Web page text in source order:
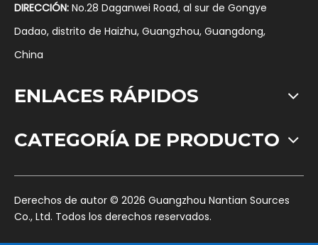
DIRECCIÓN: No.28 Daganwei Road, al sur de Gongye
Dadao, distrito de Haizhu, Guangzhou, Guangdong,
China
ENLACES RÁPIDOS
CATEGORÍA DE PRODUCTO
​Derechos de autor © 2026 Guangzhou Nantian Sources
Co., Ltd. Todos los derechos reservados.